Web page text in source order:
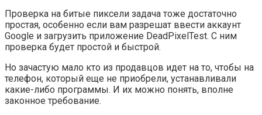
Проверка на битые пиксели задача тоже достаточно
простая, особенно если вам разрешат ввести аккаунт
Google и загрузить приложение DeadPixelTest. С ним
проверка будет простой и быстрой.
Но зачастую мало кто из продавцов идет на то, чтобы на
телефон, который еще не приобрели, устанавливали
какие-либо программы. И их можно понять, вполне
законное требование.